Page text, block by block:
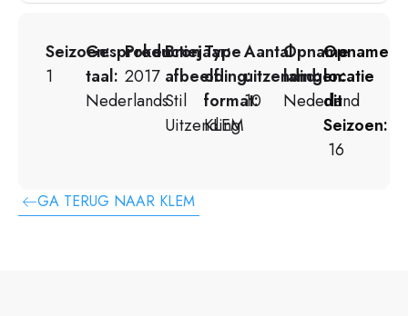
Seizoen:
1
Gesproken
taal:
Nederlands
Productiejaar:
2017
Bron
afbeelding:
Stil
Uitzending
Type
of
format:
KLEM
Aantal
uitzendingen:
10
Opname
land:
Nederland
Opname
locatie
dit
Seizoen:
16
GA TERUG NAAR KLEM